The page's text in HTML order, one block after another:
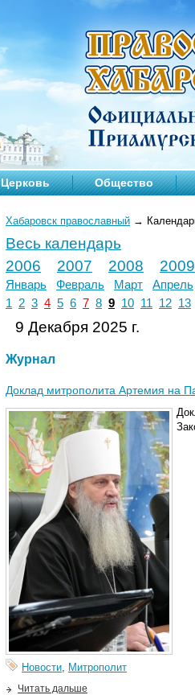
Церковь Общество
Хабаровск православный →
Весь календарь
2006
2007 2008 2009
Январь Февраль Март Апрель
1
2 3 4 5 6 7 8 9 10 11 12 13
9 Декабря 2025 г.
Журнал
Доклад митрополита Артемия на
Новости, Митрополит
Читать дальше